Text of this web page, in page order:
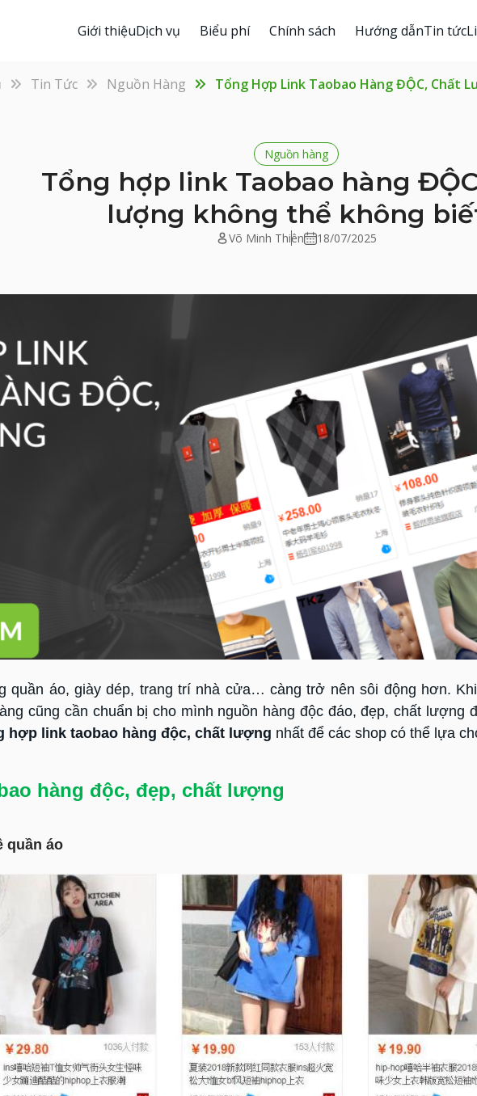
Giới thiệuDịch vụ Biểu phí Chính sách Hướng dẫnTin tức
Tin Tức Nguồn Hàng Tổng Hợp Link Taobao Hàng ĐỘC, Chất
Nguồn hàng
Tổng hợp link Taobao hàng
lượng không thể không
Võ Minh Thiên 18/07/2025
quần áo, giày dép, trang trí nhà cửa… càng trở nên sôi động hơn.
cũng cần chuẩn bị cho mình nguồn hàng độc đáo, đẹp, chất lượng
hợp link taobao hàng độc, chất lượng nhất để các shop có thể lựa
hàng độc, đẹp, chất lượng
quần áo